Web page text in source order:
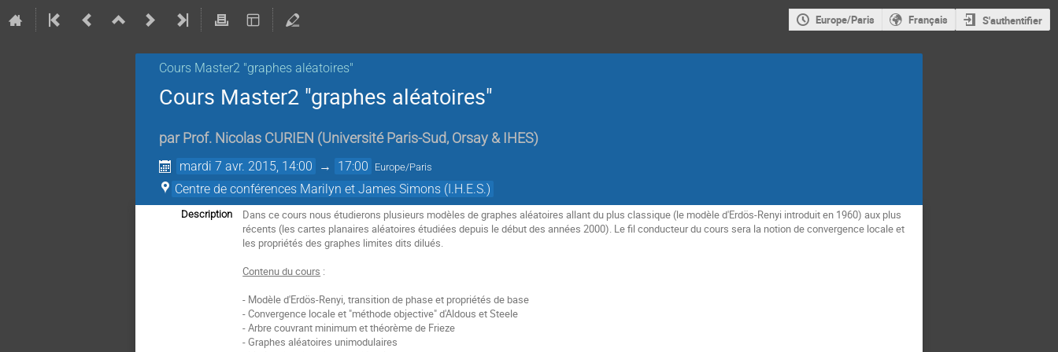
Europe/Paris Français S'authentifier
Cours Master2 "graphes aléatoires"
Cours Master2 "graphes aléatoires"
par Prof. Nicolas CURIEN (Université Paris-Sud, Orsay & IHES)
mardi 7 avr. 2015, 14:00 → 17:00 Europe/Paris
Centre de conférences Marilyn et James Simons (I.H.E.S.)
Description
Dans ce cours nous étudierons plusieurs modèles de graphes aléatoires allant du plus classique (le modèle d'Erdös-Renyi introduit en 1960) aux plus
récents (les cartes planaires aléatoires étudiées depuis le début des années 2000). Le fil conducteur du cours sera la notion de convergence locale et
les propriétés des graphes limites dits dilués.
Contenu du cours :
- Modèle d'Erdös-Renyi, transition de phase et propriétés de base
- Convergence locale et "méthode objective" d'Aldous et Steele
- Arbre couvrant minimum et théorème de Frieze
- Graphes aléatoires unimodulaires